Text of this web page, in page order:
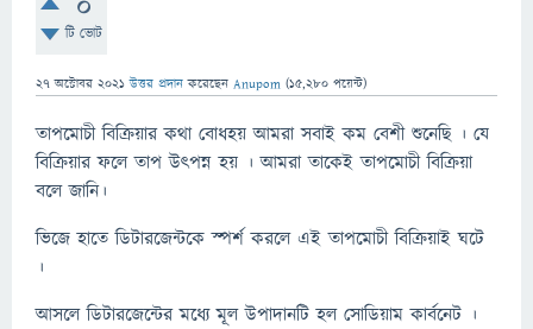
টি ভোট
27 অক্টোবর 2021 উত্তর প্রদান করেছেন Anupom (15,280 পয়েন্ট)
তাপমোচী বিক্রিয়ার কথা বোধহয় আমরা সবাই কম বেশী শুনেছি । যে
বিক্রিয়ার ফলে তাপ উৎপন্ন হয় । আমরা তাকেই তাপমোচী বিক্রিয়া
বলে জানি।
ভিজে হাতে ডিটারজেন্টকে স্পর্শ করলে এই তাপমোচী বিক্রিয়াই ঘটে
।
আসলে ডিটারজেন্টের মধ্যে মূল উপাদানটি হল সোডিয়াম কার্বনেট ।